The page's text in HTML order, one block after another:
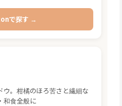
で探す →
ウ。柑橘のほろ苦さと繊細な
和食全般に